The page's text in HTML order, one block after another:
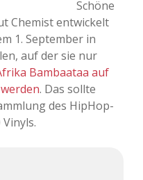
2013
2014
2015
2016
Schöne
Chemist entwickelt
1. September in
auf der sie nur
Bambaataa auf
. Das sollte
des HipHop-